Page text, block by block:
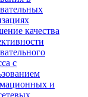
качества
с
и